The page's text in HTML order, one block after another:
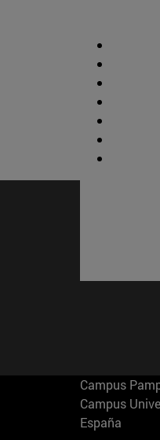
Campus
Campus
España